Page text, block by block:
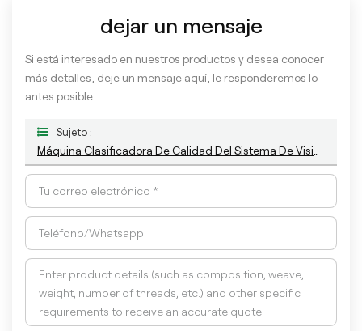
dejar un mensaje
Si está interesado en nuestros productos y desea conocer
más detalles, deje un mensaje aquí, le responderemos lo
antes posible.
Sujeto :
Máquina Clasificadora De Calidad Del Sistema De Visión AI